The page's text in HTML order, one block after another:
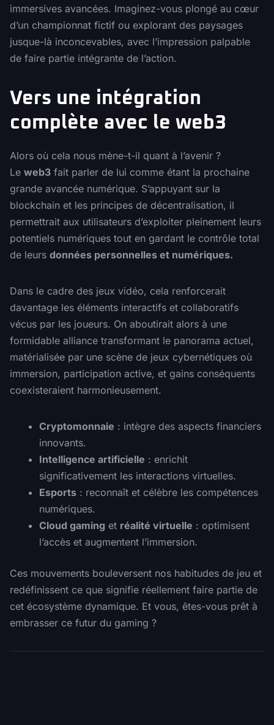
immersives avancées. Imaginez-vous plongé au cœur
d’un championnat fictif ou explorant des paysages
jusque-là inconcevables, avec l’impression palpable
de faire partie intégrante de l’action.
Vers une intégration
complète avec le web3
Alors où cela nous mène-t-il quant à l’avenir ?
Le web3 fait parler de lui comme étant la prochaine
grande avancée numérique. S’appuyant sur la
blockchain et les principes de décentralisation, il
permettrait aux utilisateurs d’exploiter pleinement leurs
potentiels numériques tout en gardant le contrôle total
de leurs données personnelles et numériques.
Dans le cadre des jeux vidéo, cela renforcerait
davantage les éléments interactifs et collaboratifs
vécus par les joueurs. On aboutirait alors à une
formidable alliance transformant le panorama actuel,
matérialisée par une scène de jeux cybernétiques où
immersion, participation active, et gains conséquents
coexisteraient harmonieusement.
Cryptomonnaie : intègre des aspects financiers
innovants.
Intelligence artificielle : enrichit
significativement les interactions virtuelles.
Esports : reconnaît et célèbre les compétences
numériques.
Cloud gaming et réalité virtuelle : optimisent
l’accès et augmentent l’immersion.
Ces mouvements bouleversent nos habitudes de jeu et
redéfinissent ce que signifie réellement faire partie de
cet écosystème dynamique. Et vous, êtes-vous prêt à
embrasser ce futur du gaming ?